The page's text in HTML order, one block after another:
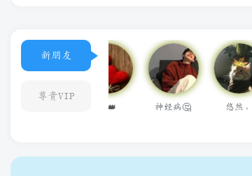
新朋友
尊贵VIP
藤井 冬弥 用户14624686